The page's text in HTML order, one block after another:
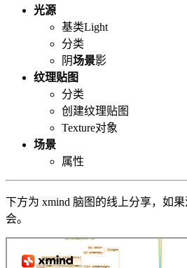
光源
基类Light
分类
阴场景影
纹理贴图
分类
创建纹理贴图
Texture对象
场景
属性
下方为 xmind 脑图的线上分享，如
会。